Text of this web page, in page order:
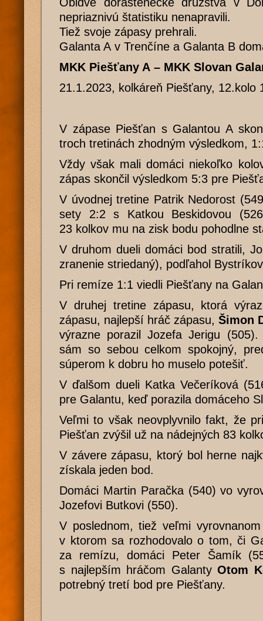
nepriaznivú štatistiku nenapravili.
Tiež svoje zápasy prehrali.
Galanta A v Trenčíne a Galanta B
MKK Piešťany A – MKK Slovan
21.1.2023, kolkáreň Piešťany, 12.kolo
V zápase Piešťan s Galantou A
troch tretinách zhodným výsledkom,
Vždy však mali domáci niekoľko
zápas skončil výsledkom 5:3 pre
V úvodnej tretine Patrik Nedorost
sety 2:2 s Katkou Beskidovou
23 kolkov mu na zisk bodu pohodlne
V druhom dueli domáci bod stratili,
zranenie striedaný), podľahol
Pri remíze 1:1 viedli Piešťany na
V druhej tretine zápasu, ktorá
zápasu, najlepší hráč zápasu, Šimon
výrazne porazil Jozefa Jerigu
sám so sebou celkom spokojný,
súperom k dobru ho muselo potešiť.
V ďalšom dueli Katka Večeríková
pre Galantu, keď porazila domáceho
Veľmi to však neovplyvnilo fakt, že
Piešťan zvýšil už na nádejných 83
V závere zápasu, ktorý bol herne
získala jeden bod.
Domáci Martin Paračka (540) vo
Jozefovi Butkovi (550).
V poslednom, tiež veľmi
v ktorom sa rozhodovalo o tom, či
za remízu, domáci Peter Šamík
s najlepším hráčom Galanty Otom
potrebný tretí bod pre Piešťany.